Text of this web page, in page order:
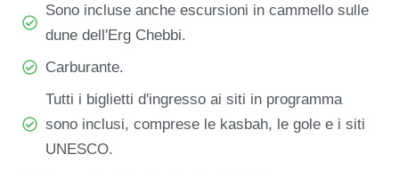
Sono incluse anche escursioni in cammello sulle
dune dell'Erg Chebbi.
Carburante.
Tutti i biglietti d'ingresso ai siti in programma
sono inclusi, comprese le kasbah, le gole e i siti
UNESCO.